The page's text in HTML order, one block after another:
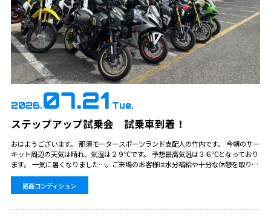
2026.07.21 Tue.
ステップアップ試乗会 試乗車到着！
おはようございます。 那須モータースポーツランド支配人の竹内です。 今朝のサー
キット周辺の天気は晴れ、気温は２９℃です。 予想最高気温は３６℃となっており
ます。 一気に暑くなりました…。ご来場のお客様は水分補給や十分な休憩を取りな
がらお楽しみください。 今週末、24日（金）25日（土）26日（日）はステップ
ア…路面コンディション